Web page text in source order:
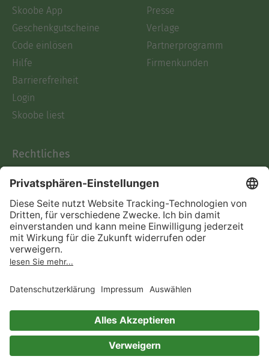
Skoobe App
Geschenkgutscheine
Code einlösen
Hilfe
Barrierefreiheit
Login
Skoobe liest
Presse
Verlage
Partnerprogramm
Firmenkunden
Rechtliches
AGB
Informationen nach Data
Act
Verträge hier kündigen
Impressum
Immer ein gutes Buch